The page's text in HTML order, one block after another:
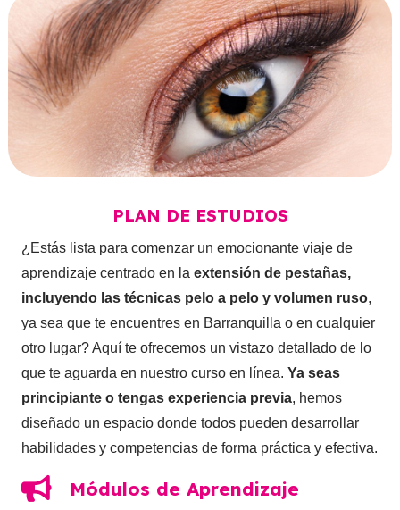
PLAN DE ESTUDIOS
¿Estás lista para comenzar un emocionante viaje de
aprendizaje centrado en la extensión de pestañas,
incluyendo las técnicas pelo a pelo y volumen ruso,
ya sea que te encuentres en Barranquilla o en cualquier
otro lugar? Aquí te ofrecemos un vistazo detallado de lo
que te aguarda en nuestro curso en línea. Ya seas
principiante o tengas experiencia previa, hemos
diseñado un espacio donde todos pueden desarrollar
habilidades y competencias de forma práctica y efectiva.
Módulos de Aprendizaje